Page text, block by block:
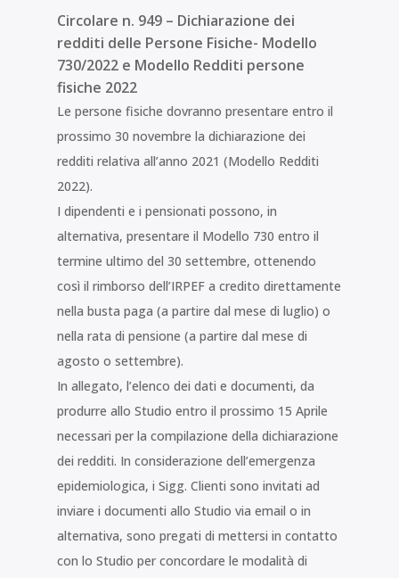
Circolare n. 949 – Dichiarazione dei
redditi delle Persone Fisiche- Modello
730/2022 e Modello Redditi persone
fisiche 2022
Le persone fisiche dovranno presentare entro il
prossimo 30 novembre la dichiarazione dei
redditi relativa all’anno 2021 (Modello Redditi
2022).
I dipendenti e i pensionati possono, in
alternativa, presentare il Modello 730 entro il
termine ultimo del 30 settembre, ottenendo
così il rimborso dell’IRPEF a credito direttamente
nella busta paga (a partire dal mese di luglio) o
nella rata di pensione (a partire dal mese di
agosto o settembre).
In allegato, l’elenco dei dati e documenti, da
produrre allo Studio entro il prossimo 15 Aprile
necessari per la compilazione della dichiarazione
dei redditi. In considerazione dell’emergenza
epidemiologica, i Sigg. Clienti sono invitati ad
inviare i documenti allo Studio via email o in
alternativa, sono pregati di mettersi in contatto
con lo Studio per concordare le modalità di